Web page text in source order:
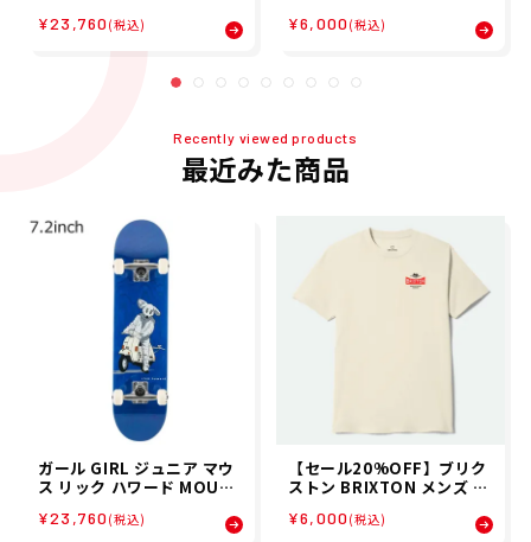
ード コンプリート G4924-
¥23,760 (税込)
STD 17496 26SP
¥6,000 (税込)
Recently viewed products
最近みた商品
ガール GIRL ジュニア マウ
ス リック ハワード MOUSE
ード コンプリート G4924-
¥23,760 (税込)
【セール20%OFF】ブリク
ストン BRIXTON メンズ 半
STD 17496 26SP
¥6,000 (税込)